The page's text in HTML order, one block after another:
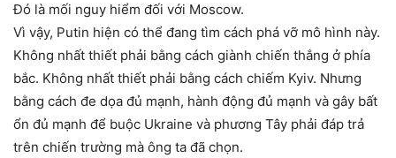
Đó là mối nguy hiểm đối với Moscow.
Vì vậy, Putin hiện có thể đang tìm cách phá vỡ mô hình này.
Không nhất thiết phải bằng cách giành chiến thắng ở phía
bắc. Không nhất thiết phải bằng cách chiếm Kyiv. Nhưng
bằng cách đe dọa đủ mạnh, hành động đủ mạnh và gây bất
ổn đủ mạnh để buộc Ukraine và phương Tây phải đáp trả
trên chiến trường mà ông ta đã chọn.